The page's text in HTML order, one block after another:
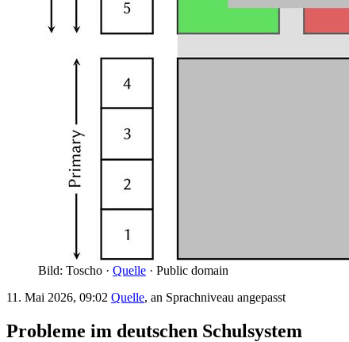
Bild: Toscho · Quelle · Public domain
11. Mai 2026, 09:02 Quelle, an Sprachniveau angepasst
Probleme im deutschen Schulsystem